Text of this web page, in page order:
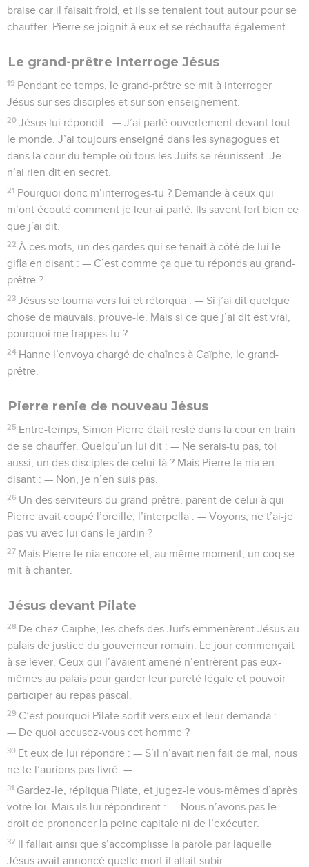
braise car il faisait froid, et ils se tenaient tout autour pour se
chauffer. Pierre se joignit à eux et se réchauffa également.
Le grand-prêtre interroge Jésus
19 Pendant ce temps, le grand-prêtre se mit à interroger
Jésus sur ses disciples et sur son enseignement.
20 Jésus lui répondit : — J’ai parlé ouvertement devant tout
le monde. J’ai toujours enseigné dans les synagogues et
dans la cour du temple où tous les Juifs se réunissent. Je
n’ai rien dit en secret.
21 Pourquoi donc m’interroges-tu ? Demande à ceux qui
m’ont écouté comment je leur ai parlé. Ils savent fort bien ce
que j’ai dit.
22 À ces mots, un des gardes qui se tenait à côté de lui le
gifla en disant : — C’est comme ça que tu réponds au grand-
prêtre ?
23 Jésus se tourna vers lui et rétorqua : — Si j’ai dit quelque
chose de mauvais, prouve-le. Mais si ce que j’ai dit est vrai,
pourquoi me frappes-tu ?
24 Hanne l’envoya chargé de chaînes à Caïphe, le grand-
prêtre.
Pierre renie de nouveau Jésus
25 Entre-temps, Simon Pierre était resté dans la cour en train
de se chauffer. Quelqu’un lui dit : — Ne serais-tu pas, toi
aussi, un des disciples de celui-là ? Mais Pierre le nia en
disant : — Non, je n’en suis pas.
26 Un des serviteurs du grand-prêtre, parent de celui à qui
Pierre avait coupé l’oreille, l’interpella : — Voyons, ne t’ai-je
pas vu avec lui dans le jardin ?
27 Mais Pierre le nia encore et, au même moment, un coq se
mit à chanter.
Jésus devant Pilate
28 De chez Caïphe, les chefs des Juifs emmenèrent Jésus au
palais de justice du gouverneur romain. Le jour commençait
à se lever. Ceux qui l’avaient amené n’entrèrent pas eux-
mêmes au palais pour garder leur pureté légale et pouvoir
participer au repas pascal.
29 C’est pourquoi Pilate sortit vers eux et leur demanda :
— De quoi accusez-vous cet homme ?
30 Et eux de lui répondre : — S’il n’avait rien fait de mal, nous
ne te l’aurions pas livré. —
31 Gardez-le, répliqua Pilate, et jugez-le vous-mêmes d’après
votre loi. Mais ils lui répondirent : — Nous n’avons pas le
droit de prononcer la peine capitale ni de l’exécuter.
32 Il fallait ainsi que s’accomplisse la parole par laquelle
Jésus avait annoncé quelle mort il allait subir.